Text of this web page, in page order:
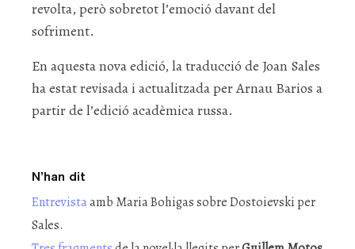
revolta, però sobretot l’emoció davant del
sofriment.
En aquesta nova edició, la traducció de Joan Sales
ha estat revisada i actualitzada per Arnau Barios a
partir de l’edició acadèmica russa.
N’han dit
Entrevistaamb Maria Bohigas sobre Dostoievski per
Sales.